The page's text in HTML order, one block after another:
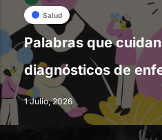
Salud
Palabras que
diagnósticos de
1 Julio, 2026